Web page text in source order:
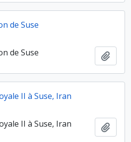
de Suse
de Suse
II à Suse, Iran
II à Suse, Iran